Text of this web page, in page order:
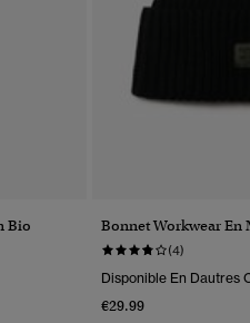
Bio Bonnet Workwear En
(4)
Disponible En Dautres
€29.99